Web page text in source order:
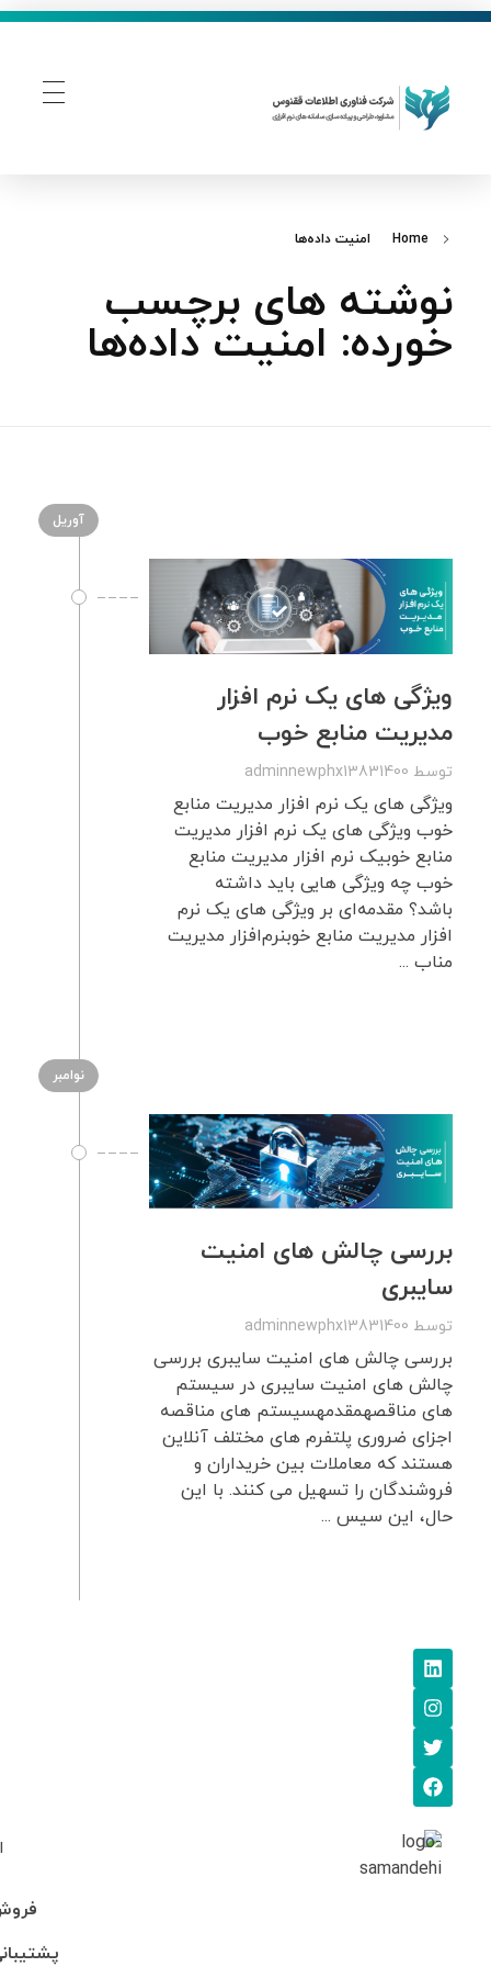
Home امنیت داده‌ها
نوشته های برچسب
خورده: امنیت داده‌ها
آوریل
ویژگی های یک نرم افزار
مدیریت منابع خوب
توسط adminnewphx13831400
ویژگی های یک نرم افزار مدیریت منابع
خوب ویژگی های یک نرم افزار مدیریت
منابع خوبیک نرم افزار مدیریت منابع
خوب چه ویژگی هایی باید داشته
باشد؟ مقدمه‌ای بر ویژگی های یک نرم
افزار مدیریت منابع خوبنرم‌افزار مدیریت
مناب ...
نوامبر
بررسی چالش های امنیت
سایبری
توسط adminnewphx13831400
بررسی چالش های امنیت سایبری بررسی
چالش های امنیت سایبری در سیستم
های مناقصهمقدمهسیستم های مناقصه
اجزای ضروری پلتفرم های مختلف آنلاین
هستند که معاملات بین خریداران و
فروشندگان را تسهیل می کنند. با این
حال، این سیس ...
فروش:
پشتیبانی: 95-